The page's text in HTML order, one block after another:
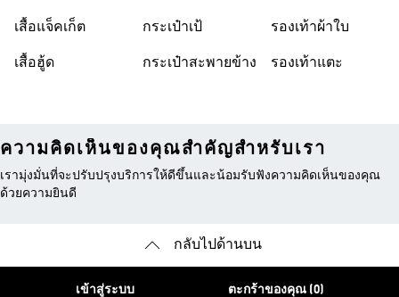
เสื้อแจ็คเก็ต
เสื้อฮู้ด
กระเป๋าเป้
กระเป๋าสะพายข้าง
รองเท้าผ้าใบ
รองเท้าแตะ
ความคิดเห็นของคุณสำคัญสำหรับเรา
เรามุ่งมั่นที่จะปรับปรุงบริการให้ดีขึ้นและน้อมรับฟังความคิดเห็นของคุณ
ด้วยความยินดี
กลับไปด้านบน
เข้าสู่ระบบ ตะกร้าของคุณ (0)